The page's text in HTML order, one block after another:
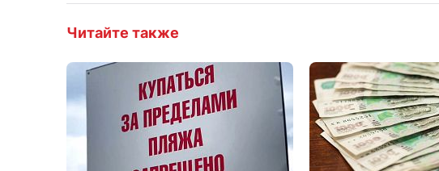
Читайте также